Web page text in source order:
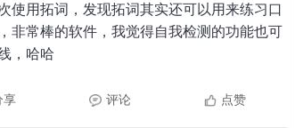
使用拓词，发现拓词其实还可以用来练习口
非常棒的软件，我觉得自我检测的功能也可
，哈哈
评论 点赞